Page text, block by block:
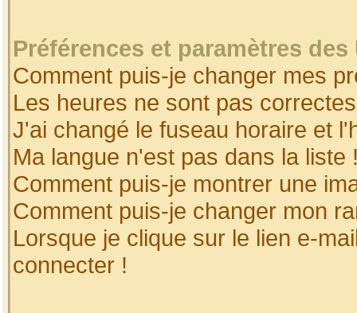
Préférences et paramètres
Comment puis-je changer mes
Les heures ne sont pas
J'ai changé le fuseau horaire et
Ma langue n'est pas dans la liste
Comment puis-je montrer une
Comment puis-je changer mon
Lorsque je clique sur le lien e-
connecter !